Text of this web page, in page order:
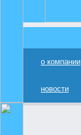
о компании
новости